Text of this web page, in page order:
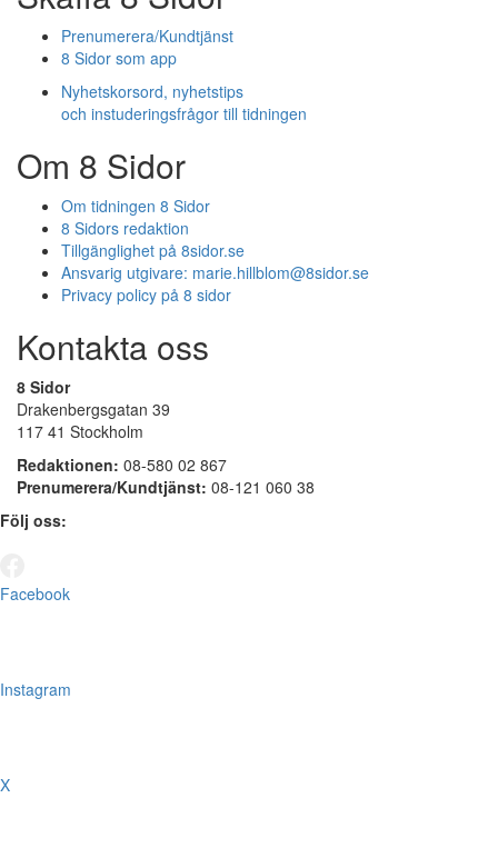
Prenumerera/Kundtjänst
8 Sidor som app
Nyhetskorsord, nyhetstips
och instuderingsfrågor till tidningen
Om 8 Sidor
Om tidningen 8 Sidor
8 Sidors redaktion
Tillgänglighet på 8sidor.se
Ansvarig utgivare: marie.hillblom@8sidor.se
Privacy policy på 8 sidor
Kontakta oss
8 Sidor
Drakenbergsgatan 39
117 41 Stockholm
Redaktionen: 08-580 02 867
Prenumerera/Kundtjänst: 08-121 060 38
Följ oss:
Facebook
Instagram
X